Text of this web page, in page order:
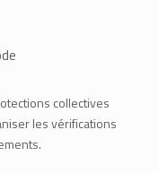
collectives
les vérifications